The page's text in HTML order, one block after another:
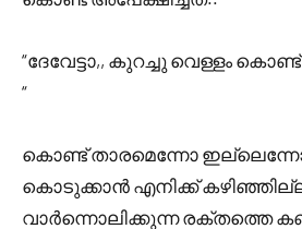
“ദേവേട്ടാ,, കുറച്ചു വെള്ളം
“
കൊണ്ട് താരമെന്നോ
കൊടുക്കാൻ എനിക്ക്
വാർന്നൊലിക്കുന്ന രക്തത്തെ